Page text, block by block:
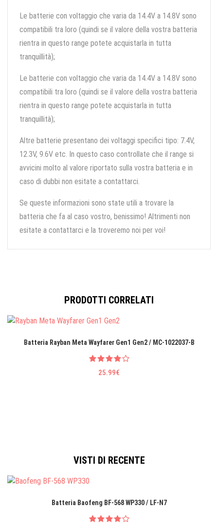
Le batterie con voltaggio che varia da 14.4V a 14.8V sono
compatibili tra loro (quindi se il valore della vostra batteria
rientra in questo range potete acquistarla in tutta
tranquillità);
Le batterie con voltaggio che varia da 14.4V a 14.8V sono
compatibili tra loro (quindi se il valore della vostra batteria
rientra in questo range potete acquistarla in tutta
tranquillità);
Altre batterie presentano dei voltaggi specifici tipo: 7.4V,
12.3V, 9.6V etc. In questo caso controllate che il range si
avvicini molto al valore riportato sulla vostra batteria e in
caso di dubbi non esitate a contattarci.
Se queste informazioni sono state utili a trovare la
batteria che fa al caso vostro, benissimo! Altrimenti non
esitate a contattarci e la troveremo noi per voi!
PRODOTTI CORRELATI
Batteria Rayban Meta Wayfarer Gen1 Gen2 / MC-1022037-B
25.99€
VISTI DI RECENTE
Batteria Baofeng BF-568 WP330 / LF-N7